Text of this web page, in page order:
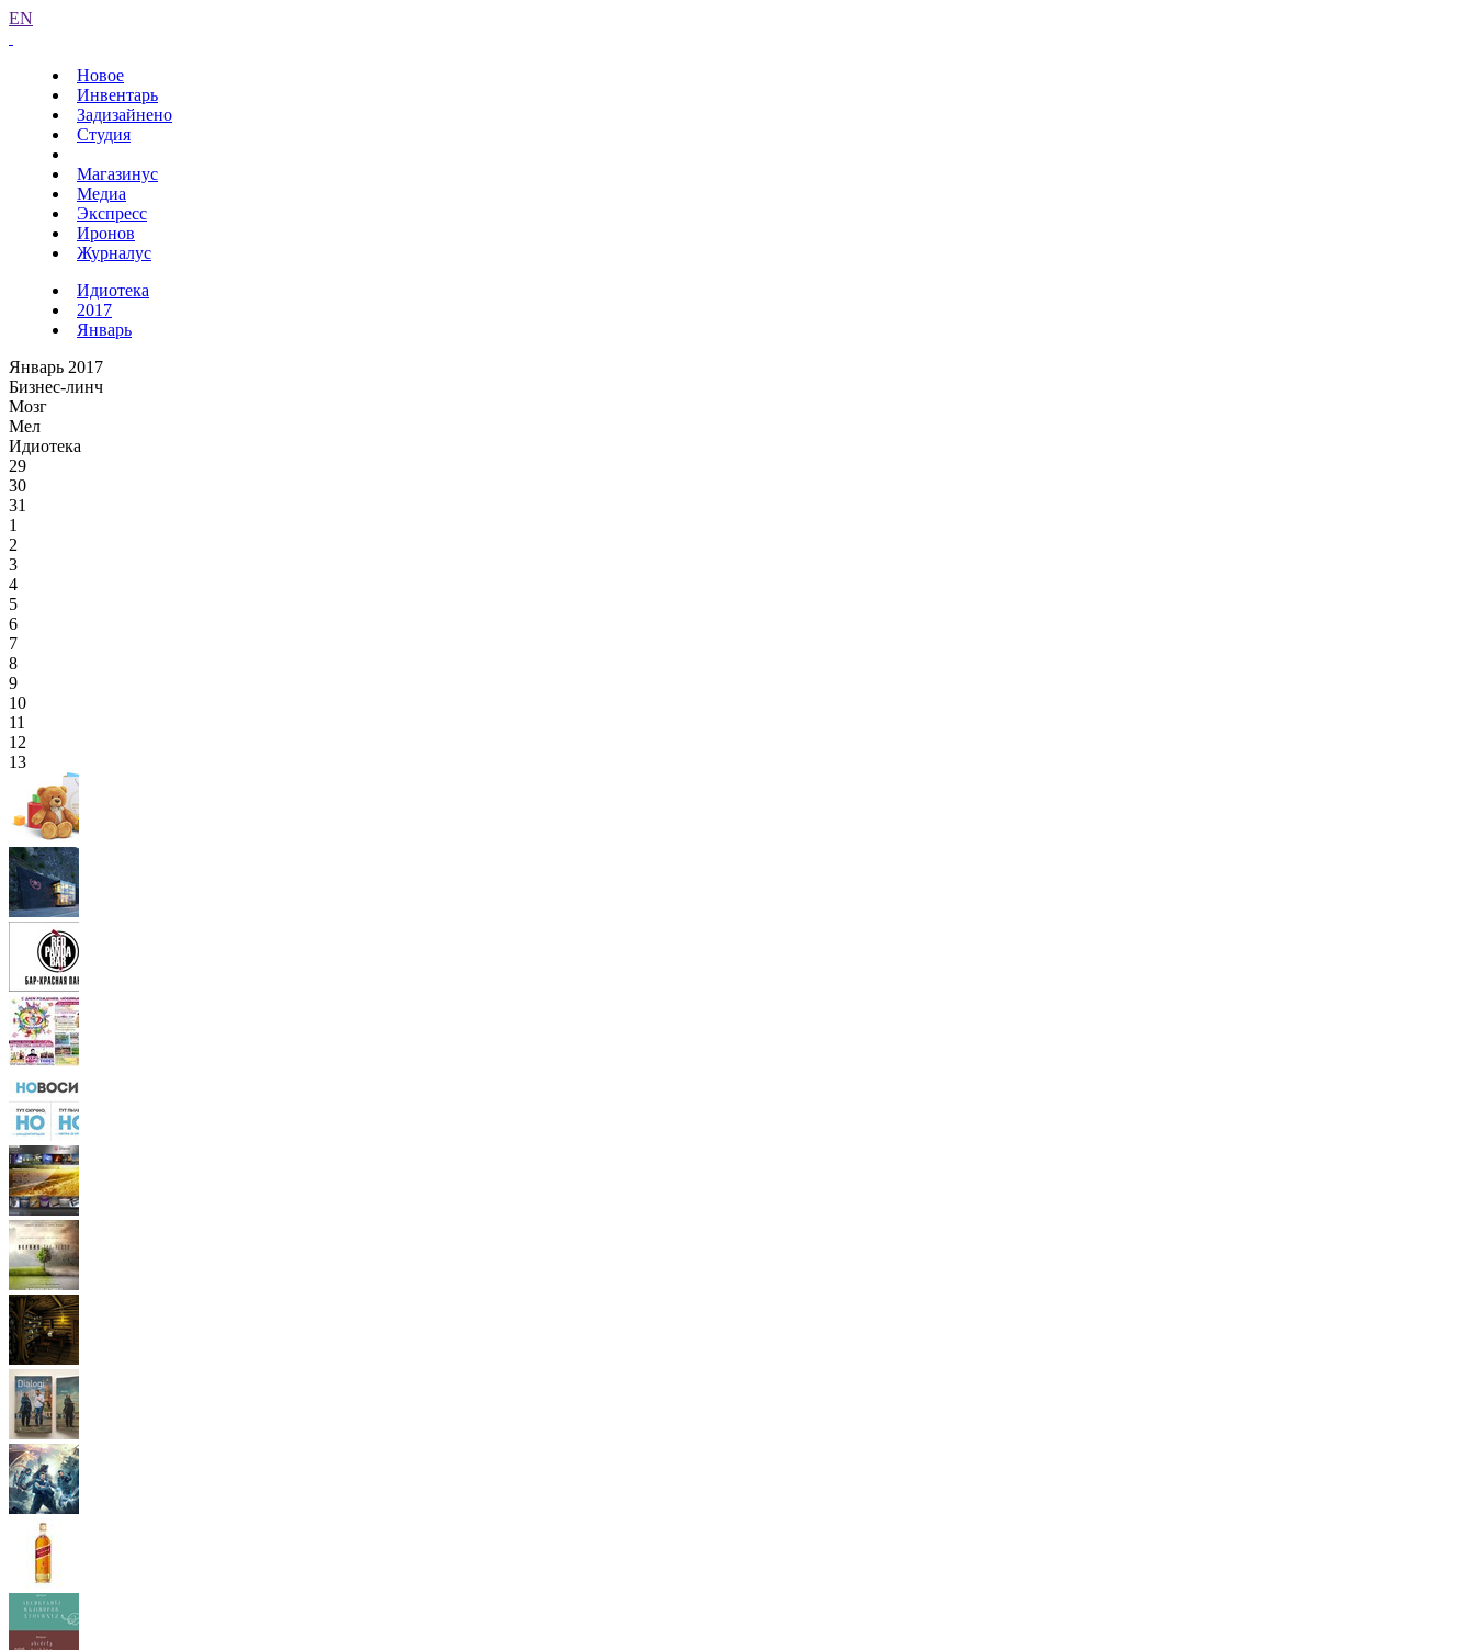
EN
Новое
Инвентарь
Задизайнено
Студия
Магазинус
Медиа
Экспресс
Иронов
Журналус
Идиотека
2017
Январь
Январь 2017
Бизнес-линч
Мозг
Мел
Идиотека
29
30
31
1
2
3
4
5
6
7
8
9
10
11
12
13